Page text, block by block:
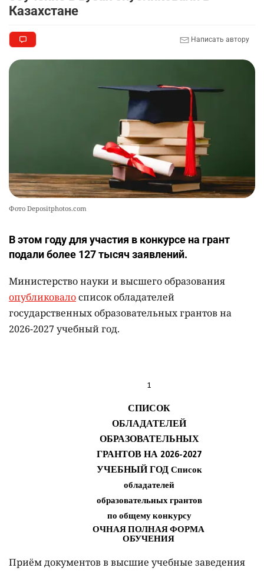
9
🦻 Казахстанцы смогут получать слуховые
Казахстане
Написать автору
Фото Depositphotos.com
В этом году для участия в конкурсе на грант
подали более 127 тысяч заявлений.
Министерство науки и высшего образования
опубликовалосписок обладателей
государственных образовательных грантов на
2026-2027 учебный год.
Приём документов в высшие учебные заведения